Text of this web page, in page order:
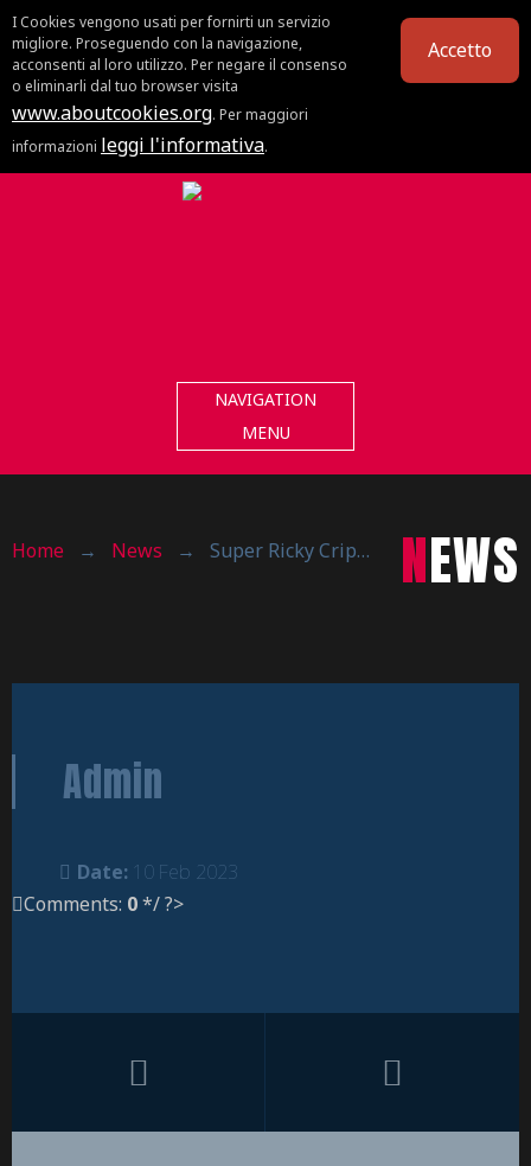
I Cookies vengono usati per fornirti un servizio
migliore. Proseguendo con la navigazione,
acconsenti al loro utilizzo. Per negare il consenso
o eliminarli dal tuo browser visita
www.aboutcookies.org. Per maggiori
informazioni leggi l'informativa.
Accetto
NAVIGATION
MENU
Home → News → Super Ricky Crippa, battuta Villasanta NEWS
Admin
Date: 10 Feb 2023
Comments: 0*/ ?>